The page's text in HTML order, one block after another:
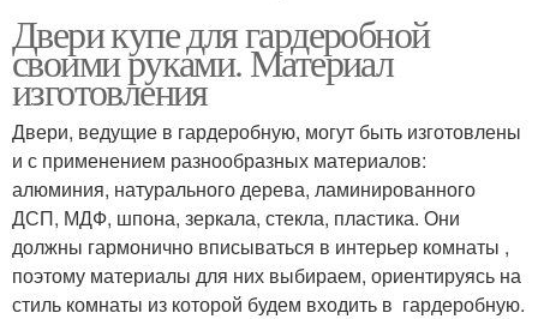
Двери купе для гардеробной
своими руками. Материал
изготовления
Двери, ведущие в гардеробную, могут быть изготовлены
и с применением разнообразных материалов:
алюминия, натурального дерева, ламинированного
ДСП, МДФ, шпона, зеркала, стекла, пластика. Они
должны гармонично вписываться в интерьер комнаты ,
поэтому материалы для них выбираем, ориентируясь на
стиль комнаты из которой будем входить в гардеробную.